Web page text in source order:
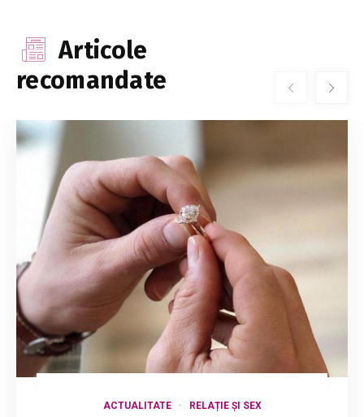
Articole
recomandate
ACTUALITATE RELAȚIE ȘI SEX